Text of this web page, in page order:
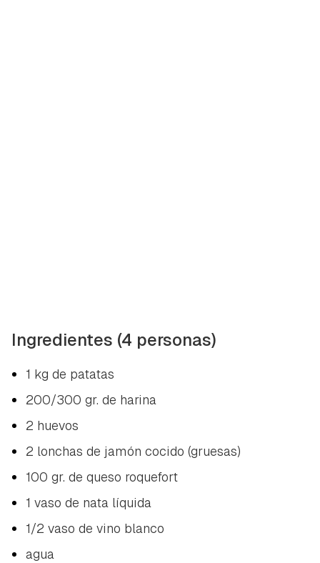
Ingredientes (4 personas)
1 kg de patatas
200/300 gr. de harina
2 huevos
2 lonchas de jamón cocido (gruesas)
100 gr. de queso roquefort
1 vaso de nata líquida
1/2 vaso de vino blanco
agua